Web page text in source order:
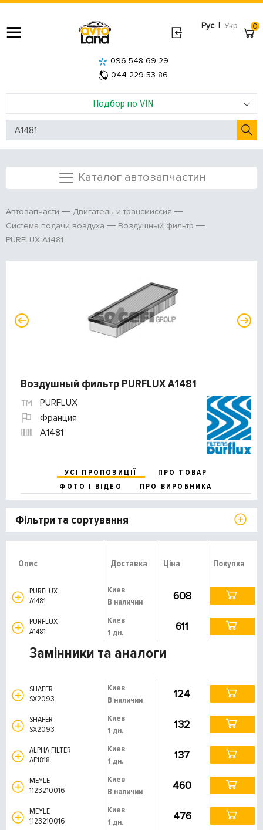
Рус | Укр
Подбор по VIN
096 548 69 29
044 229 53 86
0
Каталог автозапчастин
Автозапчасти
Двигатель и трансмиссия
Система подачи воздуха
Воздушный фильтр
PURFLUX A1481
Воздушный фильтр PURFLUX A1481
PURFLUX
Франция
A1481
УСІ ПРОПОЗИЦІЇ
ПРО ТОВАР
ФОТО І ВІДЕО
ПРО ВИРОБНИКА
Фільтри та сортування
Опис Доставка Ціна Покупка
PURFLUX
A1481
Киев
В наличии
608
PURFLUX
A1481
Киев
1 дн.
611
Замінники та аналоги
SHAFER
SX2093
Киев
В наличии
124
SHAFER
SX2093
Киев
1 дн.
132
ALPHA FILTER
AF1818
Киев
1 дн.
137
MEYLE
1123210016
Киев
В наличии
460
MEYLE
1123210016
Киев
1 дн.
476